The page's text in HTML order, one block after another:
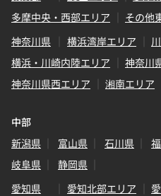
多摩中央・西部エリア
その他
神奈川県
横浜湾岸エリア
横浜・川崎内陸エリア
神奈川
神奈川県西エリア
湘南エリア
中部
新潟県
富山県 石川県
岐阜県
静岡県
愛知県
愛知北部エリア